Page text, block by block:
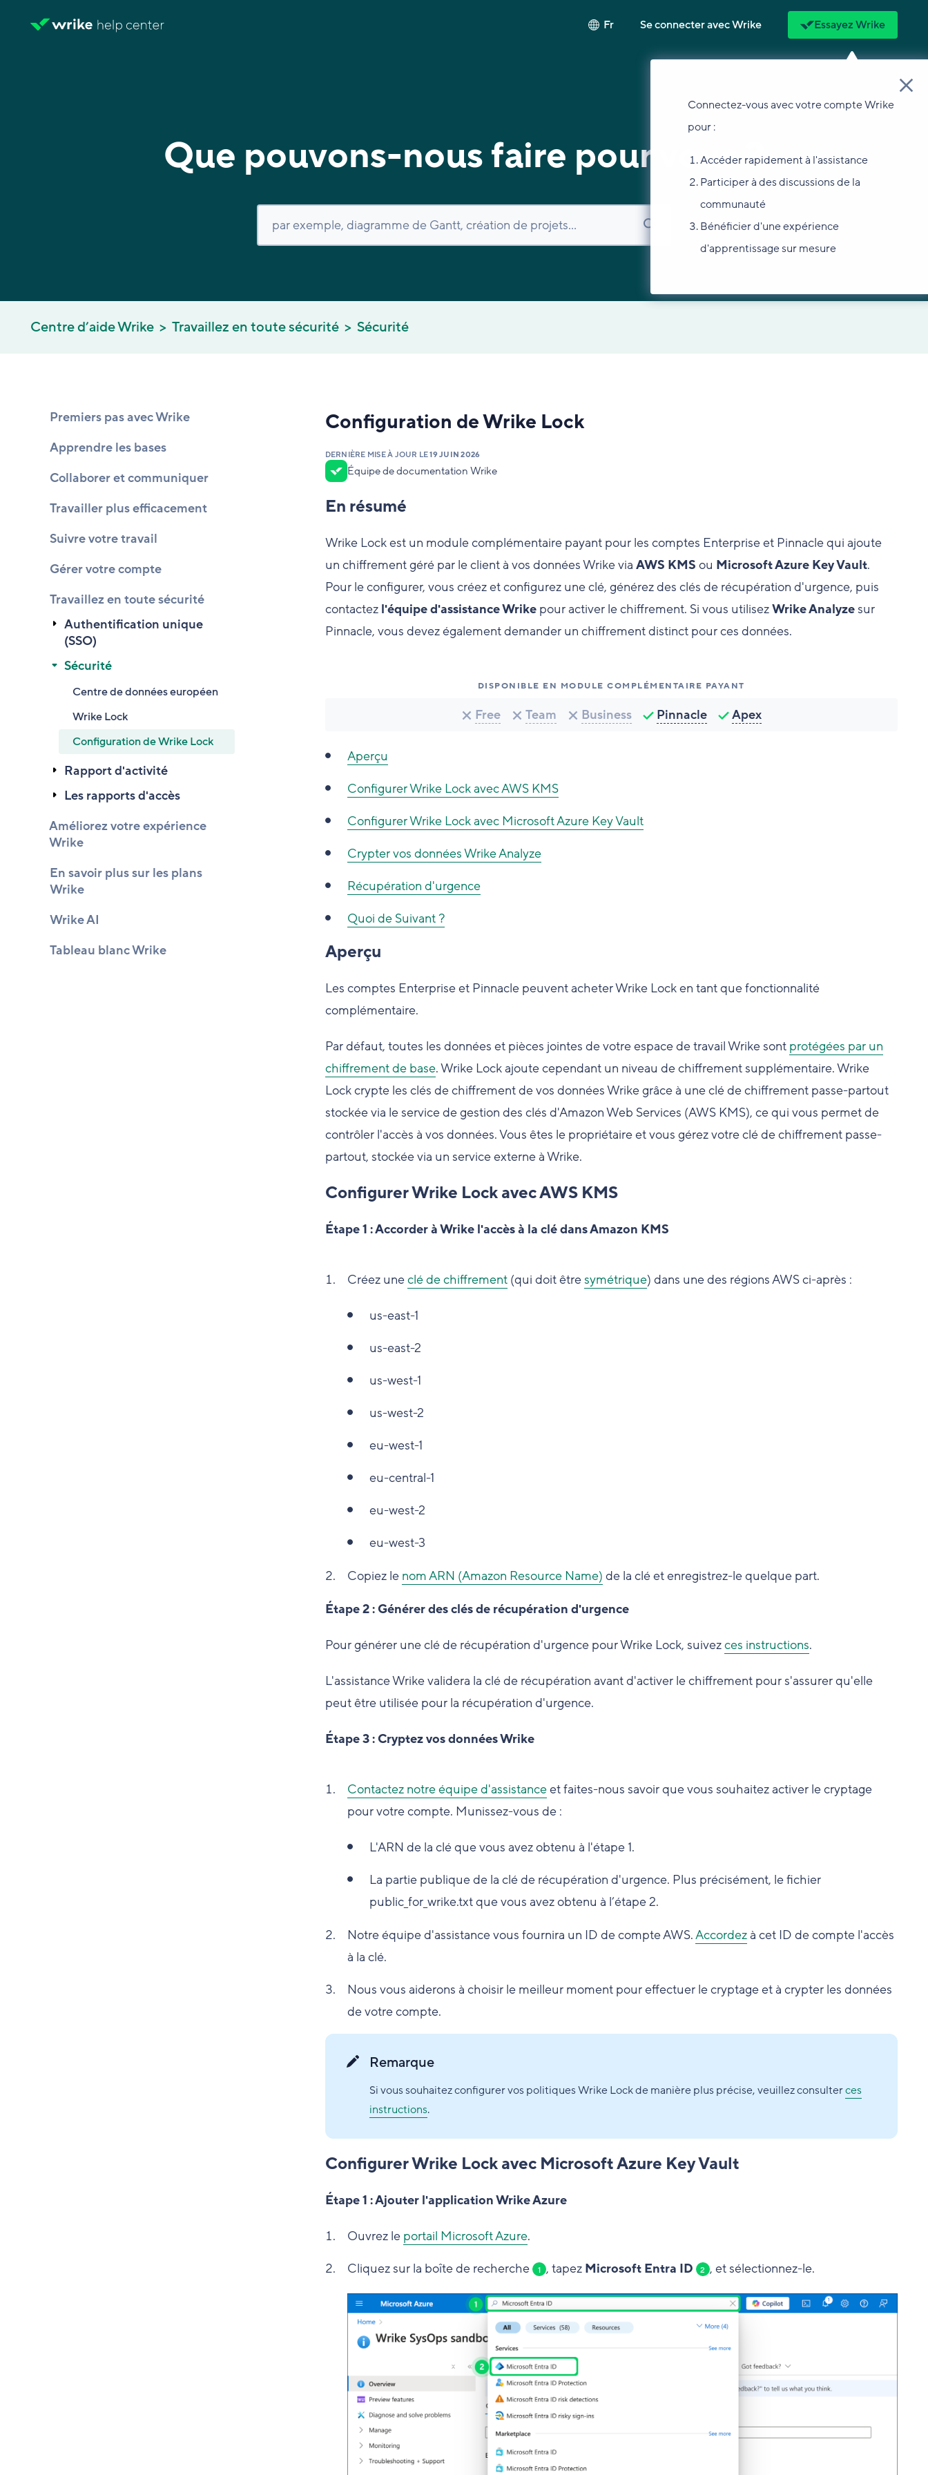
Fr Se connecter avec Wrike Essayez Wrike
Connectez-vous avec votre compte Wrike
pour :
Accéder rapidement à l'assistance
Participer à des discussions de la
communauté
Bénéficier d'une expérience
d'apprentissage sur mesure
Que pouvons-nous faire pour vous ?
Centre d’aide Wrike Travaillez en toute sécurité Sécurité
Premiers pas avec Wrike
Apprendre les bases
Collaborer et communiquer
Travailler plus efficacement
Suivre votre travail
Gérer votre compte
Travaillez en toute sécurité
Authentification unique
(SSO)
Sécurité
Centre de données européen
Wrike Lock
Configuration de Wrike Lock
Rapport d'activité
Les rapports d'accès
Améliorez votre expérience
Wrike
En savoir plus sur les plans
Wrike
Wrike AI
Tableau blanc Wrike
Configuration de Wrike Lock
DERNIÈRE MISE À JOUR LE19 JUIN 2026
Équipe de documentation Wrike
En résumé
Wrike Lock est un module complémentaire payant pour les comptes Enterprise et Pinnacle qui ajoute
un chiffrement géré par le client à vos données Wrike via AWS KMS ou Microsoft Azure Key Vault.
Pour le configurer, vous créez et configurez une clé, générez des clés de récupération d'urgence, puis
contactez l'équipe d'assistance Wrikepour activer le chiffrement. Si vous utilisezWrike Analyzesur
Pinnacle, vous devez également demander un chiffrement distinct pour ces données.
DISPONIBLE EN MODULE COMPLÉMENTAIRE PAYANT
Free Team Business Pinnacle Apex
Aperçu
Configurer Wrike Lock avec AWS KMS
Configurer Wrike Lock avec Microsoft Azure Key Vault
Crypter vos données Wrike Analyze
Récupération d'urgence
Quoi de Suivant ?
Aperçu
Les comptes Enterprise et Pinnacle peuvent acheter Wrike Lock en tant que fonctionnalité
complémentaire.
Par défaut, toutes les données et pièces jointes de votre espace de travail Wrike sont protégées par un
chiffrement de base. Wrike Lock ajoute cependant un niveau de chiffrement supplémentaire. Wrike
Lock crypte les clés de chiffrement de vos données Wrike grâce à une clé de chiffrement passe-partout
stockée via le service de gestion des clés d'Amazon Web Services (AWS KMS), ce qui vous permet de
contrôler l'accès à vos données. Vous êtes le propriétaire et vous gérez votre clé de chiffrement passe-
partout, stockée via un service externe à Wrike.
Configurer Wrike Lock avec AWS KMS
Étape 1 : Accorder à Wrike l'accès à la clé dans Amazon KMS
Créez uneclé de chiffrement(qui doit êtresymétrique) dans une des régions AWS ci-après :
us-east-1
us-east-2
us-west-1
us-west-2
eu-west-1
eu-central-1
eu-west-2
eu-west-3
Copiez le nom ARN (Amazon Resource Name) de la clé et enregistrez-le quelque part.
Étape 2 : Générer des clés de récupération d'urgence
Pour générer une clé de récupération d'urgence pour Wrike Lock, suivezces instructions.
L'assistance Wrike validera la clé de récupération avant d'activer le chiffrement pour s'assurer qu'elle
peut être utilisée pour la récupération d'urgence.
Étape 3 : Cryptez vos données Wrike
Contactez notre équipe d'assistanceet faites-nous savoir que vous souhaitez activer le cryptage
pour votre compte. Munissez-vous de :
L'ARN de la clé que vous avez obtenu à l'étape 1.
La partie publique de la clé de récupération d'urgence. Plus précisément, le fichier
public_for_wrike.txt que vous avez obtenu à l’étape 2.
Notre équipe d'assistance vous fournira un ID de compte AWS.Accordezà cet ID de compte l'accès
à la clé.
Nous vous aiderons à choisir le meilleur moment pour effectuer le cryptage et à crypter les données
de votre compte.
Remarque
Si vous souhaitez configurer vos politiques Wrike Lock de manière plus précise, veuillez consulterces
instructions.
Configurer Wrike Lock avec Microsoft Azure Key Vault
Étape 1 : Ajouter l'application Wrike Azure
Ouvrez le portail Microsoft Azure.
Cliquez sur la boîte de recherche
1 , tapez Microsoft Entra ID 2 , et sélectionnez-le.